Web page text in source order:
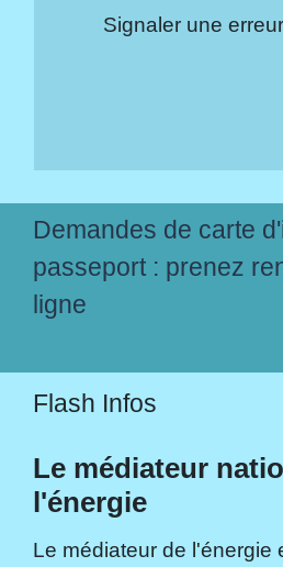
Signaler une
Demandes de carte
passeport : prenez
ligne
Flash Infos
Le médiateur
l'énergie
Le médiateur de l'énergie